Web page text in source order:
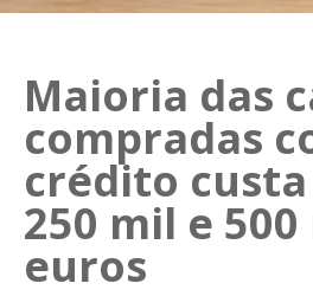
Maioria das
compradas
crédito
250 mil e
euros